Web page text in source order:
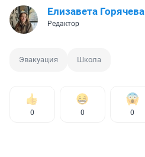
Елизавета Горячева
Редактор
Эвакуация Школа
0 0 0